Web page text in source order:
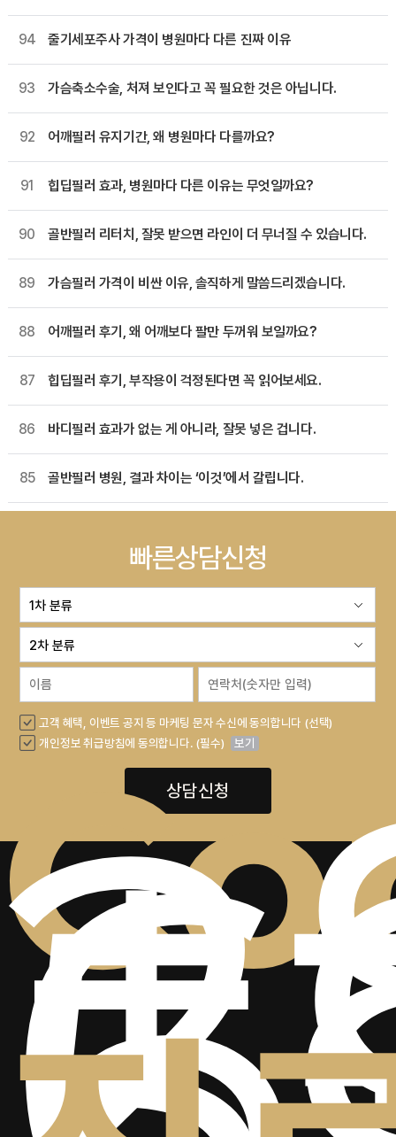
94 줄기세포주사 가격이 병원마다 다른 진짜 이유
93 가슴축소수술, 처져 보인다고 꼭 필요한 것은 아닙니다.
92 어깨필러 유지기간, 왜 병원마다 다를까요?
91 힙딥필러 효과, 병원마다 다른 이유는 무엇일까요?
90 골반필러 리터치, 잘못 받으면 라인이 더 무너질 수 있습니다.
89 가슴필러 가격이 비싼 이유, 솔직하게 말씀드리겠습니다.
88 어깨필러 후기, 왜 어깨보다 팔만 두꺼워 보일까요?
87 힙딥필러 후기, 부작용이 걱정된다면 꼭 읽어보세요.
86 바디필러 효과가 없는 게 아니라, 잘못 넣은 겁니다.
85 골반필러 병원, 결과 차이는 ‘이것’에서 갈립니다.
빠른상담신청
고객 혜택, 이벤트 공지 등 마케팅 문자 수신에 동의합니다 (선택)
개인정보 취급방침에 동의합니다. (필수)
보기
상담신청